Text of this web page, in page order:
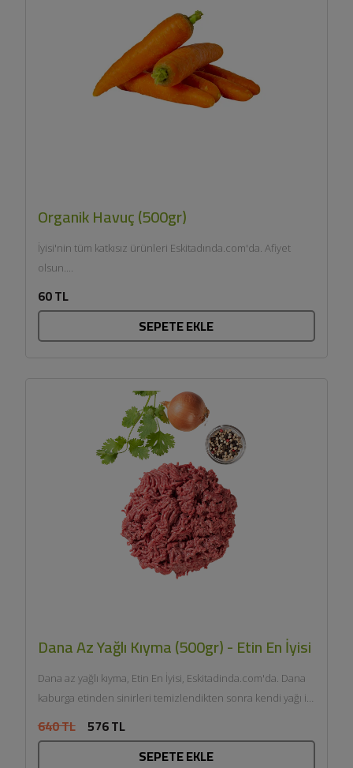
Organik Havuç (500gr)
İyisi'nin tüm katkısız ürünleri Eskitadında.com'da. Afiyet
olsun....
60 TL
SEPETE EKLE
Dana Az Yağlı Kıyma (500gr) - Etin En İyisi
Dana az yağlı kıyma, Etin En İyisi, Eskitadinda.com'da. Dana
kaburga etinden sinirleri temizlendikten sonra kendi yağı ile
640 TL 576 TL
SEPETE EKLE